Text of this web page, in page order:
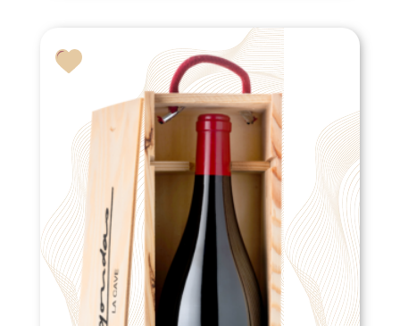
options
peuvent
être
choisies
sur
la
page
du
produit